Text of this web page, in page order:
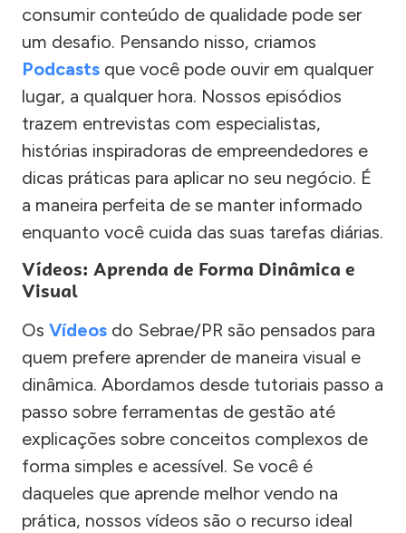
consumir conteúdo de qualidade pode ser
um desafio. Pensando nisso, criamos
Podcasts que você pode ouvir em qualquer
lugar, a qualquer hora. Nossos episódios
trazem entrevistas com especialistas,
histórias inspiradoras de empreendedores e
dicas práticas para aplicar no seu negócio. É
a maneira perfeita de se manter informado
enquanto você cuida das suas tarefas diárias.
Vídeos: Aprenda de Forma Dinâmica e
Visual
Os Vídeos do Sebrae/PR são pensados para
quem prefere aprender de maneira visual e
dinâmica. Abordamos desde tutoriais passo a
passo sobre ferramentas de gestão até
explicações sobre conceitos complexos de
forma simples e acessível. Se você é
daqueles que aprende melhor vendo na
prática, nossos vídeos são o recurso ideal